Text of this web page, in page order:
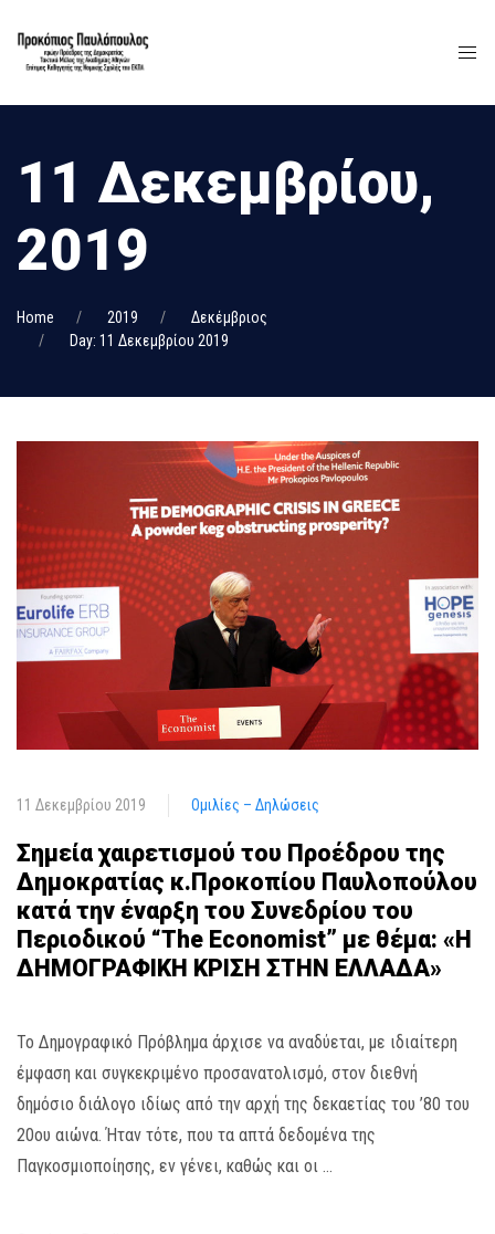
11 Δεκεμβρίου,
2019
Home 2019
Δεκέμβριος
Day: 11 Δεκεμβρίου 2019
11 Δεκεμβρίου 2019 Ομιλίες – Δηλώσεις
Σημεία χαιρετισμού του Προέδρου της
Δημοκρατίας κ.Προκοπίου Παυλοπούλου
κατά την έναρξη του Συνεδρίου του
Περιοδικού “The Economist” με θέμα: «Η
ΔΗΜΟΓΡΑΦΙΚΗ ΚΡΙΣΗ ΣΤΗΝ ΕΛΛΑΔΑ»
Το Δημογραφικό Πρόβλημα άρχισε να αναδύεται, με ιδιαίτερη
έμφαση και συγκεκριμένο προσανατολισμό, στον διεθνή
δημόσιο διάλογο ιδίως από την αρχή της δεκαετίας του ’80 του
20ου αιώνα. Ήταν τότε, που τα απτά δεδομένα της
Παγκοσμιοποίησης, εν γένει, καθώς και οι …